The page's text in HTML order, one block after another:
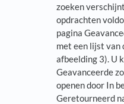
zoeken
opdrachten
pagina
met een lijst van
afbeelding 3). U
Geavanceerde
openen door In
Geretourneerd